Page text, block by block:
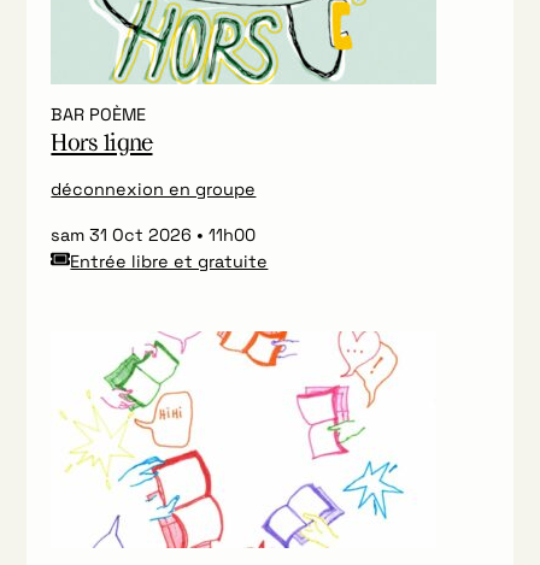
BAR POÈME
Hors ligne
déconnexion en groupe
sam 31 Oct 2026
11h00
Entrée libre et gratuite